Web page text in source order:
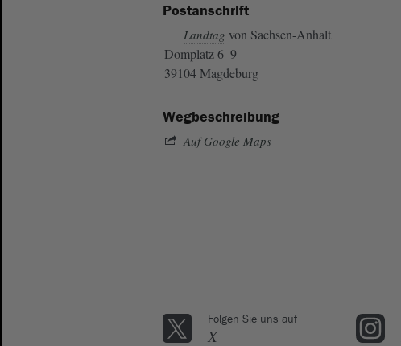
Postanschrift
Landtag von Sachsen-Anhalt
Domplatz 6–9
39104 Magdeburg
Wegbeschreibung
Auf Google Maps
Folgen Sie uns auf
X